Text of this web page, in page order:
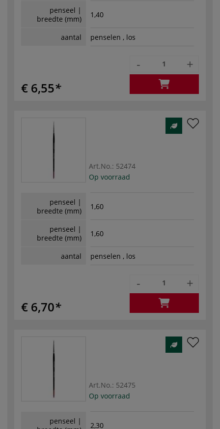
penseel |
breedte (mm)
1,40
aantal penselen , los
€ 6,55
- +
Art.No.: 52474
Op voorraad
penseel |
breedte (mm)
1,60
penseel |
breedte (mm)
1,60
aantal penselen , los
€ 6,70
- +
Art.No.: 52475
Op voorraad
penseel |
2,30